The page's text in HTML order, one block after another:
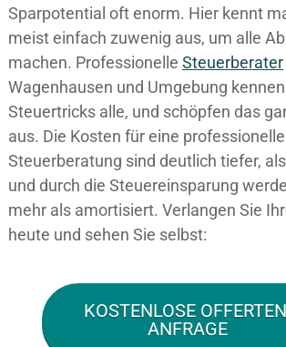
Sparpotential oft enorm. Hier kennt
meist einfach zuwenig aus, um alle
machen. Professionelle Steuerberater
Wagenhausen und Umgebung
Steuertricks alle, und schöpfen das
aus. Die Kosten für eine professionelle
Steuerberatung sind deutlich tiefer,
und durch die Steuereinsparung
mehr als amortisiert. Verlangen Sie
heute und sehen Sie selbst:
KOSTENLOSE
ANFRAGE